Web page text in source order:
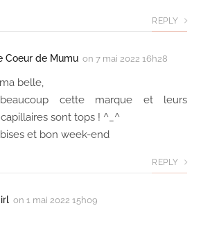
REPLY
Coeur de Mumu on 7 mai 2022 16h28
belle,
cette marque et leurs
sont tops ! ^_^
et bon week-end
REPLY
on 1 mai 2022 15h09